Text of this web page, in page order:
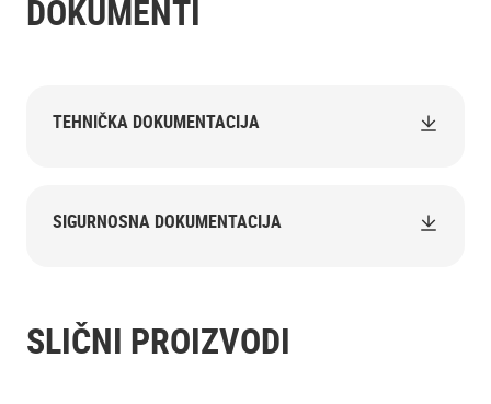
DOKUMENTI
TEHNIČKA DOKUMENTACIJA
SIGURNOSNA DOKUMENTACIJA
SLIČNI PROIZVODI